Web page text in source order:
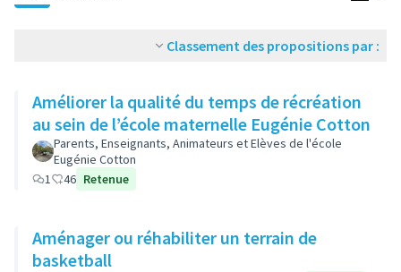
Classement des propositions par :
Améliorer la qualité du temps de récréation
au sein de l’école maternelle Eugénie Cotton
Parents, Enseignants, Animateurs et Elèves de l'école
Eugénie Cotton
1
46 Retenue
Aménager ou réhabiliter un terrain de
basketball